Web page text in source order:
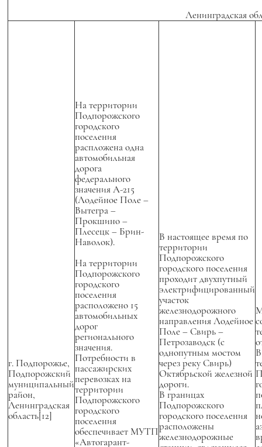
Ленинградская
г. Подпорожье,
Подпорожский
муниципальный
район,
Ленинградская
область[12]
На территории
Подпорожского
городского
поселения
распложена одна
автомобильная
дорога
федерального
значения А-215
(Лодейное Поле –
Вытегра –
Прокшино –
Плесецк – Брин-
Наволок).
На территории
Подпорожского
городского
поселения
расположено 15
автомобильных
дорог
регионального
значения.
Потребности в
пассажирских
перевозках на
территории
Подпорожского
городского
поселения
обеспечивает МУТП
«Автогарант-
В настоящее время по
территории
Подпорожского
городского поселения
проходит двухпутный
электрифицированный
участок
железнодорожного
направления Лодейное
Поле – Свирь –
Петрозаводск (с
однопутным мостом
через реку Свирь)
Октябрьской железной
дороги.
В границах
Подпорожского
городского поселения
расположены
железнодорожные